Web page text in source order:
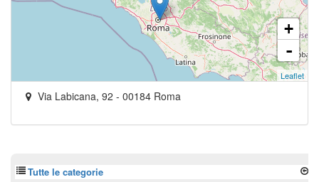
+
-
Leaflet
Via Labicana, 92 - 00184 Roma
Tutte le categorie